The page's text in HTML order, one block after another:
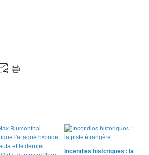
Incendies historiques : la